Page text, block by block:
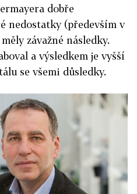
dobře
nedostatky (především v
závažné následky.
a výsledkem je vyšší
se všemi důsledky.